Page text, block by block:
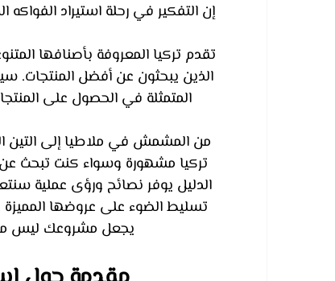
إن التفكير في رحلة استيراد
تقدم تركيا المعروفة بأصنافها
الذين يبحثون عن أفضل المنتجات.
المتمثلة في الحصول على
من المشمش في ملاطيا إلى التين
تركيا مشهورة وسواء كنت تبحث عن
الدليل يوفر نصائح ورؤى عملية
تسليط الضوء على عروضها المميزة
يجعل مشروعك ليس